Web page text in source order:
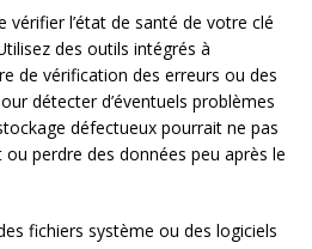
vérifier l’état de santé de votre clé
des outils intégrés à
de vérification des erreurs ou des
détecter d’éventuels problèmes
défectueux pourrait ne pas
perdre des données peu après le
fichiers système ou des logiciels